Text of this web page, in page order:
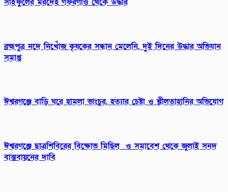
ব্রহ্মপুত্র নদে নিখোঁজ কৃষকের সন্ধান মেলেনি, দুই দিনের উদ্ধার অভিযান
সমাপ্ত
ঈশ্বরগঞ্জে বাড়ি ঘরে হামলা ভাংচুর, হত্যার চেষ্টা ও শ্লীলতাহানির অভিযোগ
ঈশ্বরগঞ্জে ছাত্রশিবিরের বিক্ষোভ মিছিল ও সমাবেশ থেকে জুলাই সনদ
বাস্তবায়নের দাবি